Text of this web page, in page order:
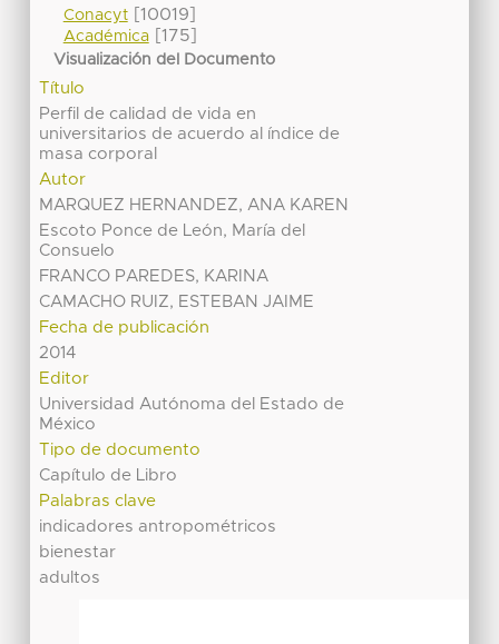
Conacyt[10019]
Académica[175]
Visualización del Documento
Título
Perfil de calidad de vida en
universitarios de acuerdo al índice de
masa corporal
Autor
MARQUEZ HERNANDEZ, ANA KAREN
Escoto Ponce de León, María del
Consuelo
FRANCO PAREDES, KARINA
CAMACHO RUIZ, ESTEBAN JAIME
Fecha de publicación
2014
Editor
Universidad Autónoma del Estado de
México
Tipo de documento
Capítulo de Libro
Palabras clave
indicadores antropométricos
bienestar
adultos